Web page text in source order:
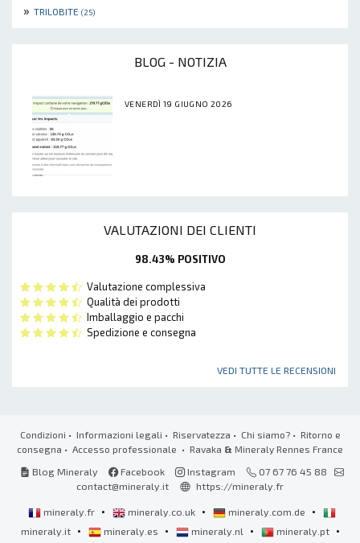
» TRILOBITE (25)
BLOG - NOTIZIA
VENERDÌ 19 GIUGNO 2026
VALUTAZIONI DEI CLIENTI
98.43% POSITIVO
Valutazione complessiva
Qualità dei prodotti
Imballaggio e pacchi
Spedizione e consegna
VEDI TUTTE LE RECENSIONI
Condizioni • Informazioni legali • Riservatezza • Chi siamo?• Ritorno e
consegna • Accesso professionale • Ravaka & Mineraly Rennes France
Blog Mineraly
Facebook Instagram
07 67 76 45 88
contact@mineraly.it
https://mineraly.fr
mineraly.fr • mineraly.co.uk • mineraly.com.de •
mineraly.it • mineraly.es • mineraly.nl • mineraly.pt •